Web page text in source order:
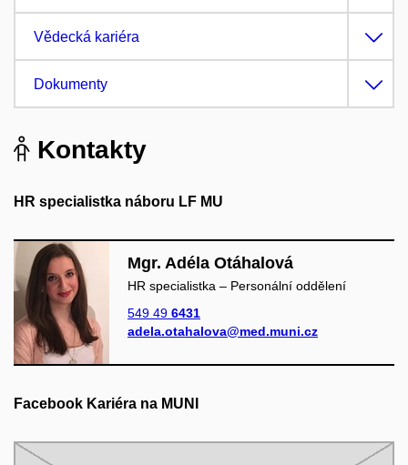
Vědecká kariéra
Dokumenty
Kontakty
HR specialistka náboru LF MU
Mgr. Adéla Otáhalová
HR specialistka – Personální oddělení
549 49 6431
adela.otahalova@med.muni.cz
Facebook Kariéra na MUNI